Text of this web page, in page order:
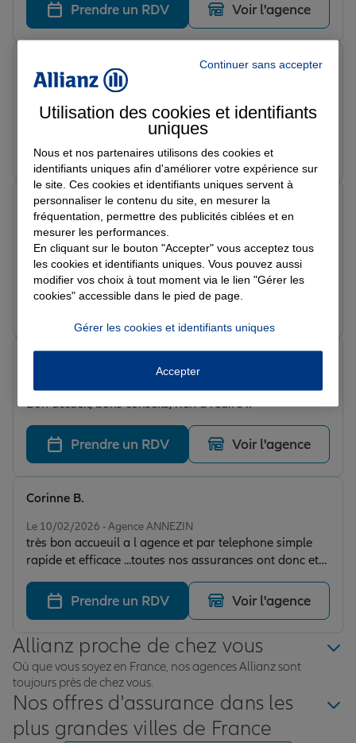
Prendre un RDV Voir l'agence
Note de 5 sur 5
Le 01/04/2026 - Agence ANNEZIN
De très bonne conseils
Prendre un RDV Voir l'agence
Note de 5 sur 5
Le 27/03/2026 - Agence ANNEZIN
Très satisfait de Coline qui a su répondre à nos
attentes et très sympathique
Manoel C.
Prendre un RDV Voir l'agence
Le 19/03/2026 - Agence ANNEZIN
Bon accueil, bons conseils, rien a redire !!
Prendre un RDV Voir l'agence
Le 10/02/2026 - Agence ANNEZIN
très bon accueuil a l agence et par telephone simple
rapide et efficace ...toutes nos assurances ont donc ete
transferées chez ALLIANZ merci a Justine...
Corinne B.
Prendre un RDV Voir l'agence
Allianz proche de chez vous
Où que vous soyez en France, nos agences Allianz sont
toujours près de chez vous.
Nos offres d'assurance dans les
plus grandes villes de France
Continuer sans accepter
Utilisation des cookies et identifiants
uniques
Nous et nos partenaires utilisons des cookies et
identifiants uniques afin d'améliorer votre expérience sur
le site. Ces cookies et identifiants uniques servent à
personnaliser le contenu du site, en mesurer la
fréquentation, permettre des publicités ciblées et en
mesurer les performances.
En cliquant sur le bouton "Accepter" vous acceptez tous
les cookies et identifiants uniques. Vous pouvez aussi
modifier vos choix à tout moment via le lien "Gérer les
cookies" accessible dans le pied de page.
Gérer les cookies et identifiants uniques
Accepter